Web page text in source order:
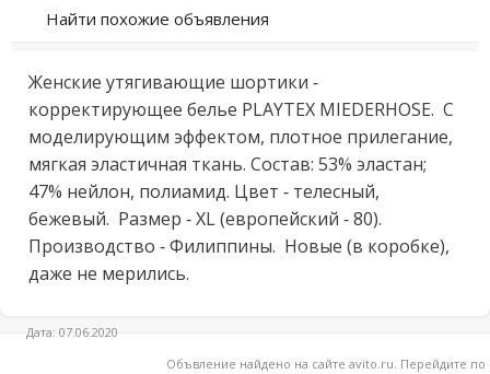
Найти похожие объявления
Женские утягивающие шортики -
корректирующее белье PLAYTEX MIEDERHOSE.  С
моделирующим эффектом, плотное прилегание,
мягкая эластичная ткань. Состав: 53% эластан;
47% нейлон, полиамид. Цвет - телесный,
бежевый.  Размер - XL (европейский - 80).
Производство - Филиппины.  Новые (в коробке),
даже не мерились.
Дата: 07.06.2020
Объвление найдено на сайте avito.ru. Перейдите по